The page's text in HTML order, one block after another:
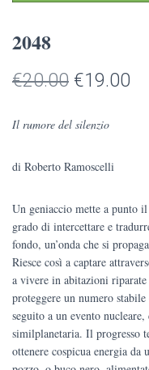
2048
€20.00 Il
era:
€19.00
Il rumore del silenzio
di Roberto Ramoscelli
Un geniaccio mette a punto
grado di intercettare e
fondo, un’onda che si
Riesce così a captare
a vivere in abitazioni riparate
proteggere un numero
seguito a un evento
similplanetaria. Il progresso
ottenere cospicua energia